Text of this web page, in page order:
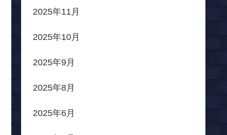
2025年11月
2025年10月
2025年9月
2025年8月
2025年6月